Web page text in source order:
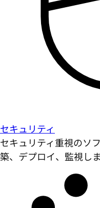
セキュリティ
セキュリティ重視のソ
築、デプロイ、監視しま